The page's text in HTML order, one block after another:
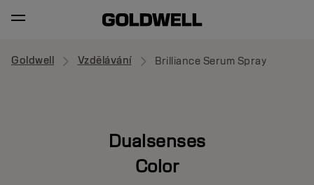
Goldwell Vzdělávání Brilliance Serum Spray
Dualsenses
Color